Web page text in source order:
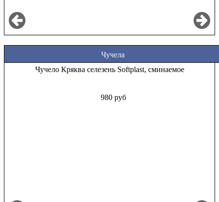
Чучела
Чучело Кряква селезень Softplast, сминаемое
980 руб